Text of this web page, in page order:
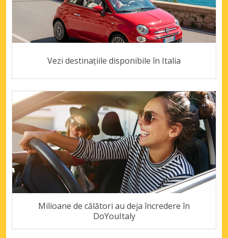
Vezi destinațiile disponibile în Italia
Milioane de călători au deja încredere în
DoYouItaly